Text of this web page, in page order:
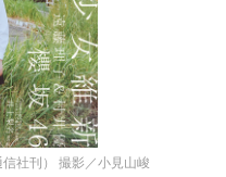
社刊） 撮影／小見山峻